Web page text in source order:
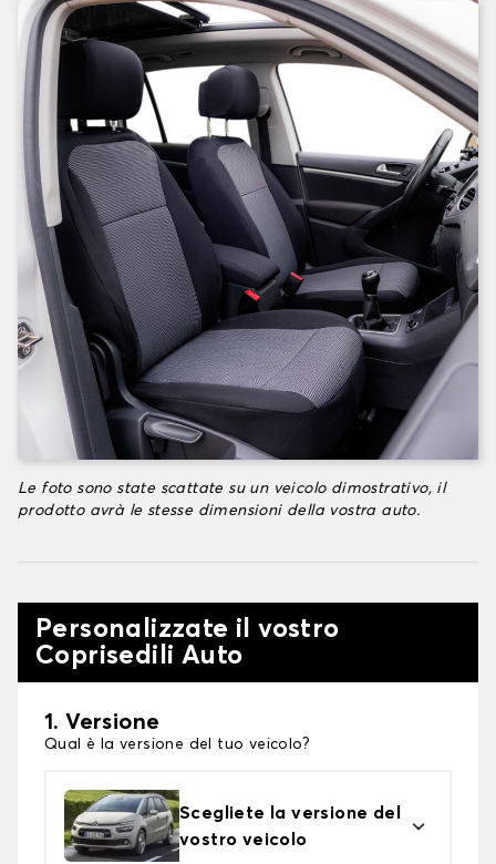
Le foto sono state scattate su un veicolo dimostrativo, il
prodotto avrà le stesse dimensioni della vostra auto.
Personalizzate il vostro
Coprisedili Auto
1. Versione
Qual è la versione del tuo veicolo?
Scegliete la versione del
vostro veicolo